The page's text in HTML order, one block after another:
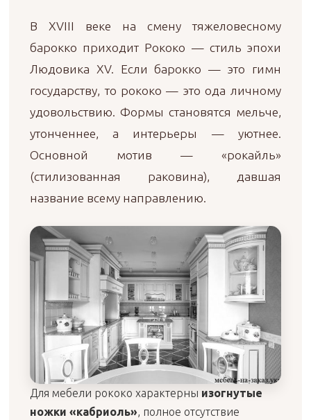
В XVIII веке на смену тяжеловесному
барокко приходит Рококо — стиль эпохи
Людовика XV. Если барокко — это гимн
государству, то рококо — это ода личному
удовольствию. Формы становятся мельче,
утонченнее, а интерьеры — уютнее.
Основной мотив — «рокайль»
(стилизованная раковина), давшая
название всему направлению.
Для мебели рококо характерны изогнутые
ножки «кабриоль» , полное отсутствие